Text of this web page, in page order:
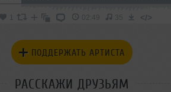
02:49 35 </>
ПОДДЕРЖАТЬ АРТИСТА
РАССКАЖИ ДРУЗЬЯМ